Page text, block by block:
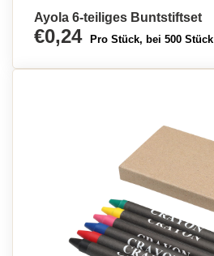
Ayola 6-teiliges Buntstiftset
€0,24 Pro Stück, bei 500 Stück